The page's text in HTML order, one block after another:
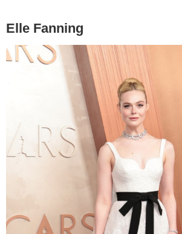
Elle Fanning
Monica Schipper/Getty Images